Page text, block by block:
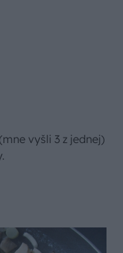
vyšli 3 z jednej)